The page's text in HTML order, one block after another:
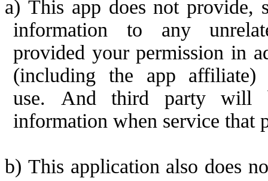
a) This app does not provide,
information to any
provided your permission in
(including the app
use.
And third party
will
information when service that
b) This application also does